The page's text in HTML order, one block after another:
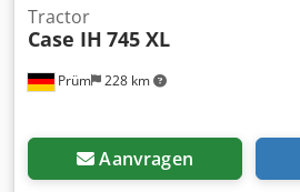
Prüm 228 km
Tractor
Case IH 745 XL
Aanvragen